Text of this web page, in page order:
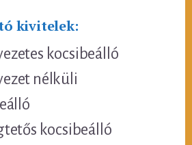
kivitelek:
kocsibeálló
nélküli
kocsibeálló